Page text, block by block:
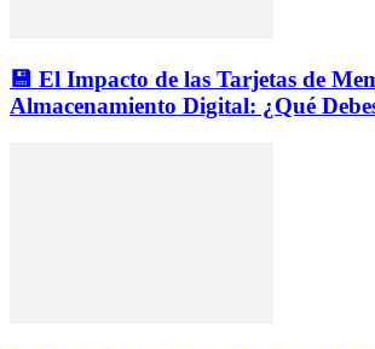
💾 El Impacto de las Tarjetas de
Almacenamiento Digital: ¿Qué